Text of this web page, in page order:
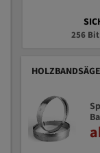
256